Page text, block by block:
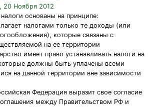
20 Ноября 2012
основаны на принципе:
налогами только те доходы (или
которые связаны с
на ее территории
имеет право устанавливать налоги на
должны быть уплачены всеми
на данной территории вне зависимости
Федерация выразит свое согласие
между Правительством РФ и